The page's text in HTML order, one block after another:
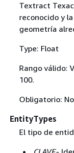
Textract
reconocido y
geometría
Type: Float
Rango válido:
100.
Obligatorio: No
EntityTypes
El tipo de